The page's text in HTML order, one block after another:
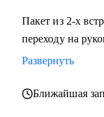
• Проработка
• Стратегическое
• Определение
• Определение
Пакет из 2-х
переходу на
Развернуть
Ближайшая